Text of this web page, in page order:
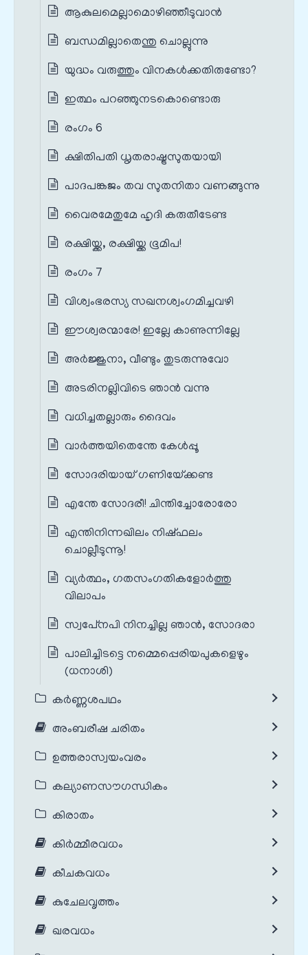
ആകുലമെല്ലാമൊഴിഞ്ഞീടുവാന്‍
ബന്ധമില്ലാതെന്തു ചൊല്ലുന്നു
യുദ്ധം വരുത്തും വിനകള്‍ക്കതിരുണ്ടോ?
ഇത്ഥം പറഞ്ഞുനടകൊണ്ടൊരു
രംഗം 6
ക്ഷിതിപതി ധൃതരാഷ്ട്രസുതയായി
പാദപങ്കജം തവ സുതനിതാ വണങ്ങുന്നു
വൈരമേതുമേ ഹൃദി കരുതീടേണ്ട
രക്ഷിയ്ക്ക, രക്ഷിയ്ക്ക ഭൂമിപ!
രംഗം 7
വിശ്വംഭരസ്യ സഖനശ്വംഗമിച്ചവഴി
ഈശ്വരന്മാരേ! ഇല്ലേ കാണുന്നില്ലേ
അര്‍ജ്ജുനാ, വീണ്ടും തുടരുന്നുവോ
അടരിനല്ലിവിടെ ഞാന്‍ വന്നു
വധിച്ചതല്ലാരും ദൈവം
വാര്‍ത്തയിതെന്തേ കേള്‍പ്പൂ
സോദരിയായ് ഗണിയേ്ക്കണ്ട
എന്തേ സോദരീ! ചിന്തിച്ചോരോരോ
എന്തിനിന്നഖിലം നിഷ്ഫലം
ചൊല്ലീടുന്നൂ!
വ്യര്‍ത്ഥം, ഗതസംഗതികളോര്‍ത്തു
വിലാപം
സ്വപേ്‌നപി നിനച്ചില്ല ഞാന്‍, സോദരാ
പാലിച്ചിടട്ടെ നമ്മെപ്പെരിയപുകളെഴും
(ധനാശി)
കർണ്ണശപഥം
അംബരീഷ ചരിതം
ഉത്തരാസ്വയംവരം
കല്യാണസൗഗന്ധികം
കിരാതം
കിർമ്മീരവധം
കീചകവധം
കുചേലവൃത്തം
ഖരവധം